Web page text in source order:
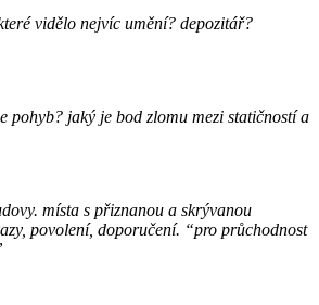
vidělo nejvíc umění? depozitář?
pohyb? jaký je bod zlomu mezi statičností a
místa s přiznanou a skrývanou
povolení, doporučení. “pro průchodnost